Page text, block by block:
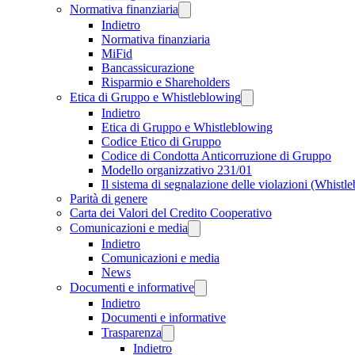
Normativa finanziaria
Indietro
Normativa finanziaria
MiFid
Bancassicurazione
Risparmio e Shareholders
Etica di Gruppo e Whistleblowing
Indietro
Etica di Gruppo e Whistleblowing
Codice Etico di Gruppo
Codice di Condotta Anticorruzione di Gruppo
Modello organizzativo 231/01
Il sistema di segnalazione delle violazioni
Parità di genere
Carta dei Valori del Credito Cooperativo
Comunicazioni e media
Indietro
Comunicazioni e media
News
Documenti e informative
Indietro
Documenti e informative
Trasparenza
Indietro